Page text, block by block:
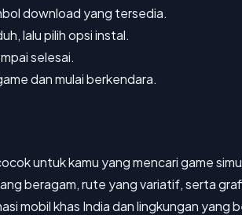
download yang tersedia.
lalu pilih opsi instal.
selesai.
dan mulai berkendara.
untuk kamu yang mencari game
beragam, rute yang variatif, serta
mobil khas India dan lingkungan yang